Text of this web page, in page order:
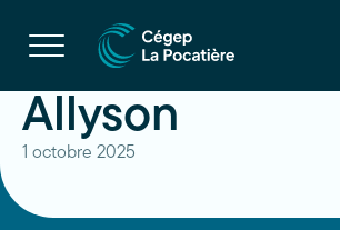
Ouvrir
la
navigation
Allyson
1 octobre 2025